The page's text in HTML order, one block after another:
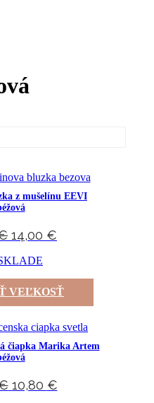
z mušelínu EEVI
14,00 €
VEĽKOSŤ
čiapka Marika Artem
10,80 €